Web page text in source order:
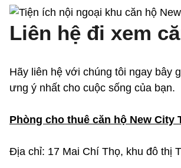
Liên hệ đi xem
Hãy liên hệ với chúng tôi ngay bây
ưng ý nhất cho cuộc sống của bạn.
Phòng cho thuê căn hộ New City
Địa chỉ: 17 Mai Chí Thọ, khu đô thị